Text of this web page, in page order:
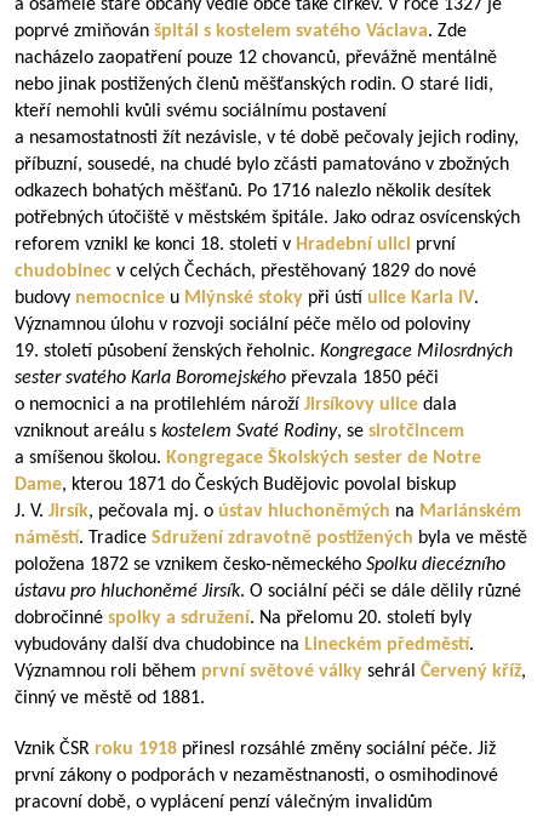
a osamělé staré občany vedle obce také církev. V roce 1327 je
poprvé zmiňován špitál s kostelem svatého Václava. Zde
nacházelo zaopatření pouze 12 chovanců, převážně mentálně
nebo jinak postižených členů měšťanských rodin. O staré lidi,
kteří nemohli kvůli svému sociálnímu postavení
a nesamostatnosti žít nezávisle, v té době pečovaly jejich rodiny,
příbuzní, sousedé, na chudé bylo zčásti pamatováno v zbožných
odkazech bohatých měšťanů. Po 1716 nalezlo několik desítek
potřebných útočiště v městském špitále. Jako odraz osvícenských
reforem vznikl ke konci 18. století v Hradební ulici první
chudobinec v celých Čechách, přestěhovaný 1829 do nové
budovy nemocnice u Mlýnské stoky při ústí ulice Karla IV.
Významnou úlohu v rozvoji sociální péče mělo od poloviny
19. století působení ženských řeholnic. Kongregace Milosrdných
sester svatého Karla Boromejského převzala 1850 péči
o nemocnici a na protilehlém nároží Jirsíkovy ulice dala
vzniknout areálu s kostelem Svaté Rodiny, se sirotčincem
a smíšenou školou. Kongregace Školských sester de Notre
Dame, kterou 1871 do Českých Budějovic povolal biskup
J. V. Jirsík, pečovala mj. o ústav hluchoněmých na Mariánském
náměstí. Tradice Sdružení zdravotně postižených byla ve městě
položena 1872 se vznikem česko-německého Spolku diecézního
ústavu pro hluchoněmé Jirsík. O sociální péči se dále dělily různé
dobročinné spolky a sdružení. Na přelomu 20. století byly
vybudovány další dva chudobince na Lineckém předměstí.
Významnou roli během první světové války sehrál Červený kříž,
činný ve městě od 1881.
Vznik ČSR roku 1918 přinesl rozsáhlé změny sociální péče. Již
první zákony o podporách v nezaměstnanosti, o osmihodinové
pracovní době, o vyplácení penzí válečným invalidům